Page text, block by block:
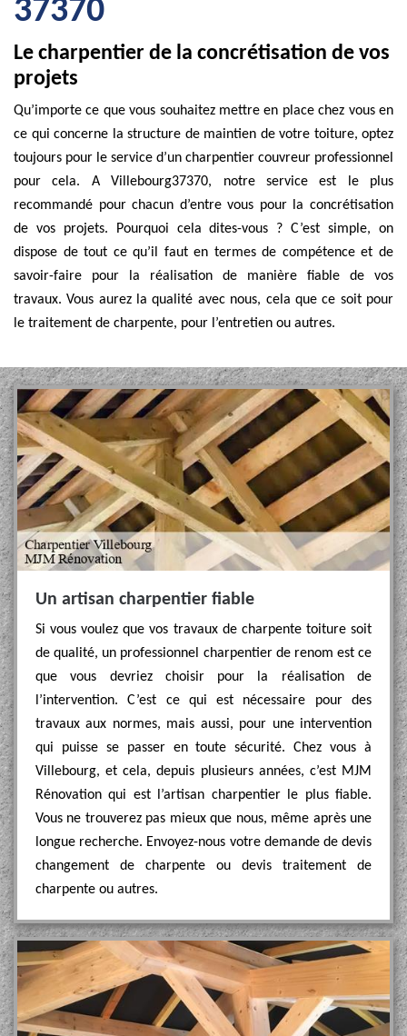
37370
Le charpentier de la concrétisation de vos
projets
Qu’importe ce que vous souhaitez mettre en place chez vous en
ce qui concerne la structure de maintien de votre toiture, optez
toujours pour le service d’un charpentier couvreur professionnel
pour cela. A Villebourg37370, notre service est le plus
recommandé pour chacun d’entre vous pour la concrétisation
de vos projets. Pourquoi cela dites-vous ? C’est simple, on
dispose de tout ce qu’il faut en termes de compétence et de
savoir-faire pour la réalisation de manière fiable de vos
travaux. Vous aurez la qualité avec nous, cela que ce soit pour
le traitement de charpente, pour l’entretien ou autres.
Un artisan charpentier fiable
Si vous voulez que vos travaux de charpente toiture soit
de qualité, un professionnel charpentier de renom est ce
que vous devriez choisir pour la réalisation de
l’intervention. C’est ce qui est nécessaire pour des
travaux aux normes, mais aussi, pour une intervention
qui puisse se passer en toute sécurité. Chez vous à
Villebourg, et cela, depuis plusieurs années, c’est MJM
Rénovation qui est l’artisan charpentier le plus fiable.
Vous ne trouverez pas mieux que nous, même après une
longue recherche. Envoyez-nous votre demande de devis
changement de charpente ou devis traitement de
charpente ou autres.